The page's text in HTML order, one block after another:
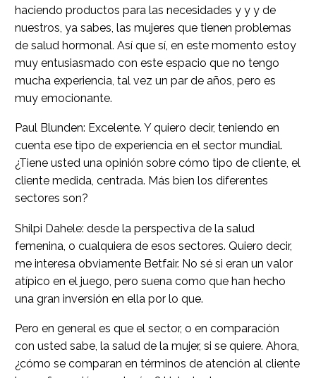
haciendo productos para las necesidades y y y de
nuestros, ya sabes, las mujeres que tienen problemas
de salud hormonal. Así que sí, en este momento estoy
muy entusiasmado con este espacio que no tengo
mucha experiencia, tal vez un par de años, pero es
muy emocionante.
Paul Blunden: Excelente. Y quiero decir, teniendo en
cuenta ese tipo de experiencia en el sector mundial.
¿Tiene usted una opinión sobre cómo tipo de cliente, el
cliente medida, centrada. Más bien los diferentes
sectores son?
Shilpi Dahele: desde la perspectiva de la salud
femenina, o cualquiera de esos sectores. Quiero decir,
me interesa obviamente Betfair. No sé si eran un valor
atípico en el juego, pero suena como que han hecho
una gran inversión en ella por lo que.
Pero en general es que el sector, o en comparación
con usted sabe, la salud de la mujer, si se quiere. Ahora,
¿cómo se comparan en términos de atención al cliente